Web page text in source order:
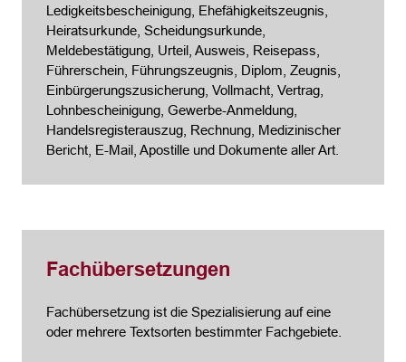
Ledigkeitsbescheinigung, Ehefähigkeitszeugnis,
Heiratsurkunde, Scheidungsurkunde,
Meldebestätigung, Urteil, Ausweis, Reisepass,
Führerschein, Führungszeugnis, Diplom, Zeugnis,
Einbürgerungszusicherung, Vollmacht, Vertrag,
Lohnbescheinigung, Gewerbe-Anmeldung,
Handelsregisterauszug, Rechnung, Medizinischer
Bericht, E-Mail, Apostille und Dokumente aller Art.
Fachübersetzungen
Fachübersetzung ist die Spezialisierung auf eine
oder mehrere Textsorten bestimmter Fachgebiete.